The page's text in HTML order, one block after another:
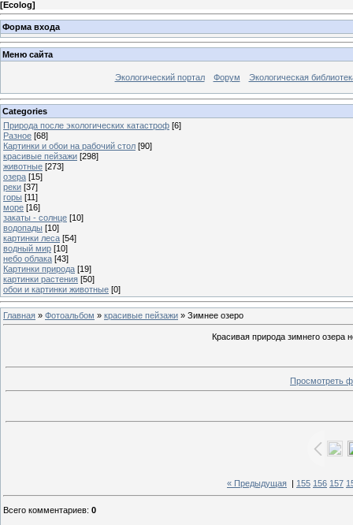
[Ecolog]
Форма входа
Меню сайта
Экологический портал Форум Экологическая
Categories
Природа после экологических катастроф [6]
Разное [68]
Картинки и обои на рабочий стол [90]
красивые пейзажи [298]
животные [273]
озера [15]
реки [37]
горы [11]
море [16]
закаты - солнце [10]
водопады [10]
картинки леса [54]
водный мир [10]
небо облака [43]
Картинки природа [19]
картинки растения [50]
обои и картинки животные [0]
Главная » Фотоальбом » красивые пейзажи » Зимнее озеро
Красивая природа зимнего озера
Просмотреть
« Предыдущая 155 156 157
Всего комментариев: 0